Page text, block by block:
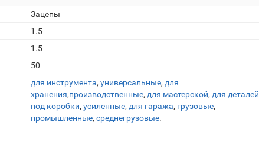
Зацепы
1.5
1.5
50
для инструмента, универсальные, для
хранения,производственные, для мастерской, для деталей
под коробки, усиленные, для гаража, грузовые,
промышленные, среднегрузовые.